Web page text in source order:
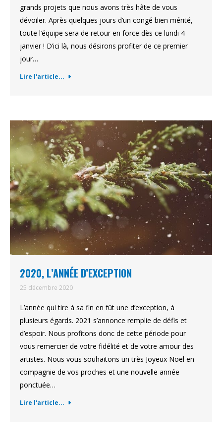
grands projets que nous avons très hâte de vous
dévoiler. Après quelques jours d’un congé bien mérité,
toute l’équipe sera de retour en force dès ce lundi 4
janvier ! D’ici là, nous désirons profiter de ce premier
jour…
Lire l'article...
2020, L’ANNÉE D’EXCEPTION
25 décembre 2020
L’année qui tire à sa fin en fût une d’exception, à
plusieurs égards. 2021 s’annonce remplie de défis et
d’espoir. Nous profitons donc de cette période pour
vous remercier de votre fidélité et de votre amour des
artistes. Nous vous souhaitons un très Joyeux Noël en
compagnie de vos proches et une nouvelle année
ponctuée…
Lire l'article...